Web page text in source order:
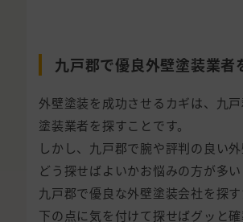
九戸郡で優良外壁塗装業者
外壁塗装を成功させるカギは、九
塗装業者を探すことです。
しかし、九戸郡で腕や評判の良い
どう探せばよいかお悩みの方が多い
九戸郡で優良な外壁塗装会社を探
下の点に気を付けて探せばグッと